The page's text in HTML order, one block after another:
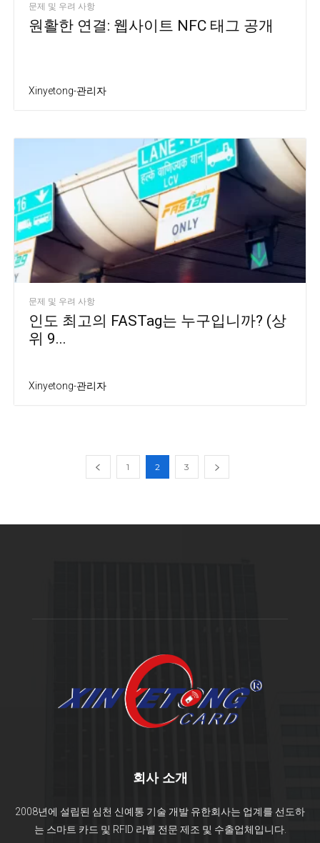
문제 및 우려 사항
원활한 연결: 웹사이트 NFC 태그 공개
Xinyetong-관리자
문제 및 우려 사항
인도 최고의 FASTag는 누구입니까? (상
위 9...
Xinyetong-관리자
1 2 3
회사 소개
2008년에 설립된 심천 신예통 기술 개발 유한회사는 업계를 선도하
는 스마트 카드 및 RFID 라벨 전문 제조 및 수출업체입니다.